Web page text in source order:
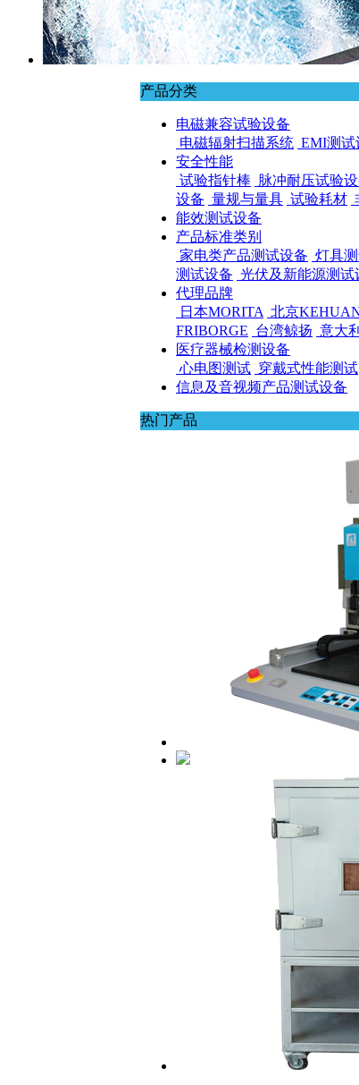
产品分类
电磁兼容试验设备
电磁辐射扫描系统 EMI测试
安全性能
试验指针棒 脉冲耐压试验
设备 量规与量具 试验耗材
能效测试设备
产品标准类别
家电类产品测试设备 灯具
测试设备 光伏及新能源测试
代理品牌
日本MORITA 北京
FRIBORGE 台湾鲸扬 意大
医疗器械检测设备
心电图测试 穿戴式性能测试
信息及音视频产品测试设备
热门产品